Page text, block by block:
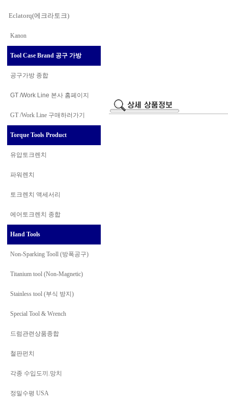
Eclatorq(에크라토크)
Kanon
Tool Case Brand 공구 가방
공구가방 종합
GT /Work Line 본사 홈페이지
GT /Work Line 구매하러가기
Torque Tools Product
유압토크렌치
파워렌치
토크렌치 액세서리
에어토크렌치 종합
Hand Tools
Non-Sparking Tooll (방폭공구)
Titanium tool (Non-Magnetic)
Stainless tool (부식 방지)
Special Tool & Wrench
드럼관련상품종합
철판펀치
각종 수입도끼.망치
정밀수평 USA